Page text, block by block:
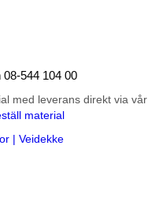
544 104 00
med leverans direkt via vår
material
| Veidekke